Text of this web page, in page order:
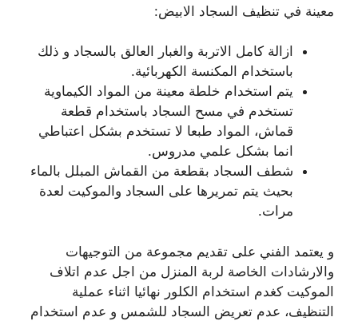
معينة في تنظيف السجاد الابيض:
ازالة كامل الاتربة والغبار العالق بالسجاد و ذلك
باستخدام المكنسة الكهربائية.
يتم استخدام خلطة معينة من المواد الكيماوية
تستخدم في مسح السجاد باستخدام قطعة
قماش، المواد طبعا لا تستخدم بشكل اعتباطي
انما بشكل علمي مدروس.
شطف السجاد بقطعة من القماش المبلل بالماء
بحيث يتم تمريرها على السجاد والموكيت لعدة
مرات.
و يعتمد الفني على تقديم مجموعة من التوجيهات
والارشادات الخاصة لربة المنزل من اجل عدم اتلاف
الموكيت كغدم استخدام الكلور نهائيا اثناء عملية
التنظيف، عدم تعريض السجاد للشمس و عدم استخدام